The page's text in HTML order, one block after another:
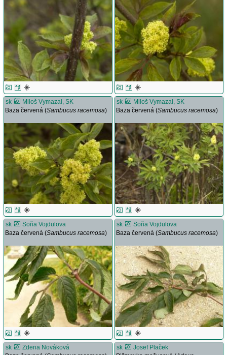
sk
Miloš Vymazal, SK
Baza červená (Sambucus racemosa)
sk
Miloš Vymazal, SK
Baza červená (Sambucus racemosa)
sk
Soňa Vojdulova
Baza červená (Sambucus racemosa)
sk
Soňa Vojdulova
Baza červená (Sambucus racemosa)
sk
Zdena Nováková
sk
Josef Plaček